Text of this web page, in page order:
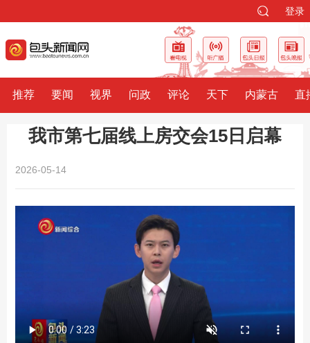
登录
推荐 要闻 视界 问政 评论 天下 内蒙古 直
我市第七届线上房交会15日启幕
2026-05-14